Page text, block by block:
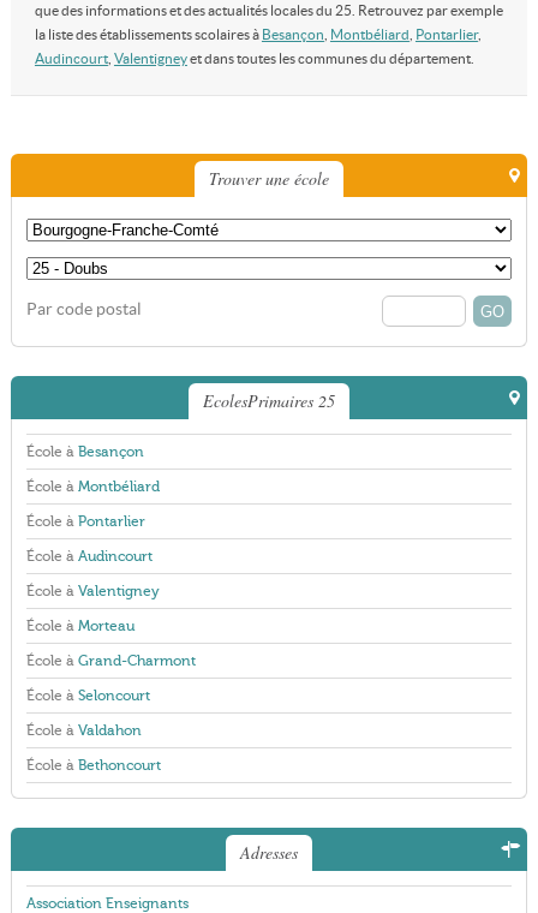
que des informations et des actualités locales du 25. Retrouvez par exemple
la liste des établissements scolaires à Besançon Montbéliard Pontarlier,
Audincourt, Valentigneyet dans toutes les communes du département.
Trouver une école
Par code postal
EcolesPrimaires 25
École à Besançon
École à Montbéliard
École à Pontarlier
École à Audincourt
École à Valentigney
École à Morteau
École à Grand-Charmont
École à Seloncourt
École à Valdahon
École à Bethoncourt
Adresses
Association Enseignants